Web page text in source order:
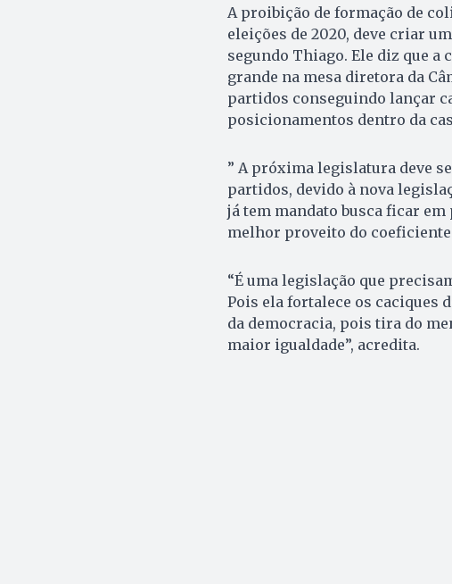
A proibição de formação de
eleições de 2020, deve criar
segundo Thiago. Ele diz que a
grande na mesa diretora da
partidos conseguindo lançar
posicionamentos dentro da
” A próxima legislatura deve
partidos, devido à nova
já tem mandato busca ficar
melhor proveito do
“É uma legislação que
Pois ela fortalece os caciques
da democracia, pois tira do
maior igualdade”, acredita.